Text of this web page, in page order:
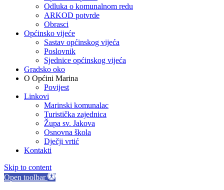
Odluka o komunalnom redu
ARKOD potvrde
Obrasci
Općinsko vijeće
Sastav općinskog vijeća
Poslovnik
Sjednice općinskog vijeća
Gradsko oko
O Općini Marina
Povijest
Linkovi
Marinski komunalac
Turistička zajednica
Župa sv. Jakova
Osnovna škola
Dječji vrtić
Kontakti
Skip to content
Open toolbar